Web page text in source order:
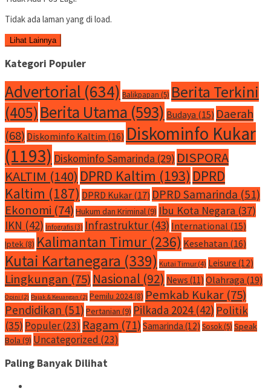
Tidak ada laman yang di load.
Lihat Lainnya
Kategori Populer
Advertorial (634) Balikpapan (5) Berita Terkini
(405)Berita Utama (593) Budaya (15) Daerah
(68) Diskominfo Kaltim (16) Diskominfo Kukar
(1193) Diskominfo Samarinda (29) DISPORA
KALTIM (140) DPRD Kaltim (193) DPRD
Kaltim (187) DPRD Kukar (17) DPRD Samarinda (51)
Ekonomi (74) Hukum dan Kriminal(9) Ibu Kota Negara (37)
IKN (42) Infografis (3) Infrastruktur (43) International (15)
Iptek(8) Kalimantan Timur (236) Kesehatan (16)
Kutai Kartanegara (339) Kutai Timur (4) Leisure (12)
Lingkungan (75) Nasional (92) News (11) Olahraga (19)
Opini (2) Pajak & Keuangan (2) Pemilu 2024(8) Pemkab Kukar (75)
Pendidikan (51) Pertanian (9) Pilkada 2024(42) Politik
(35) Populer(23) Ragam (71) Samarinda (12) Sosok(5) Speak
Bola (9) Uncategorized (23)
Paling Banyak Dilihat